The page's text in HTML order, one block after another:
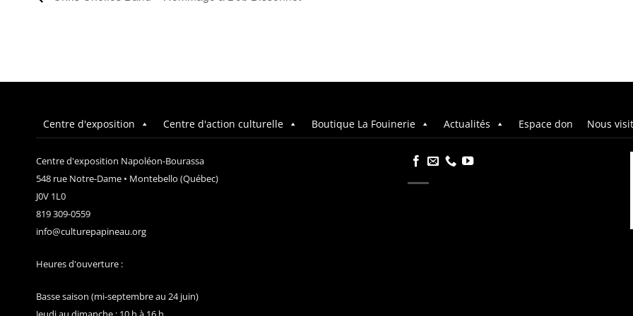
Centre d'exposition Centre d'action culturelle Boutique La Fouinerie Actualités Espace don Nous
Centre d'exposition Napoléon-Bourassa
548 rue Notre-Dame • Montebello (Québec)
J0V 1L0
819 309-0559
info@culturepapineau.org
Heures d'ouverture :
Basse saison (mi-septembre au 24 juin)